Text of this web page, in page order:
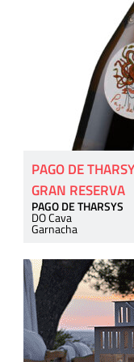
PAGO DE
GRAN RESERVA
PAGO DE THARSYS
DO Cava
Garnacha